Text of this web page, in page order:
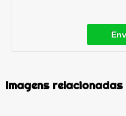
Imagens relacionadas